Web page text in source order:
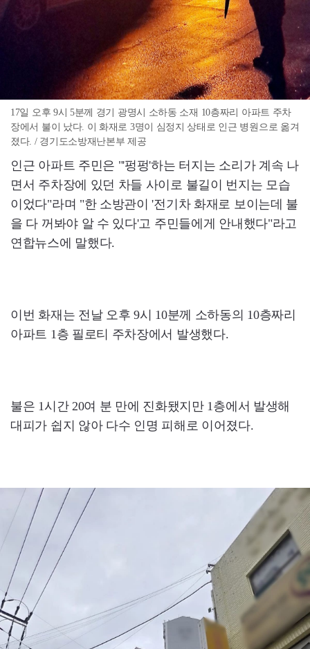
17일 오후 9시 5분께 경기 광명시 소하동 소재 10층짜리 아파트 주차
장에서 불이 났다. 이 화재로 3명이 심정지 상태로 인근 병원으로 옮겨
졌다. / 경기도소방재난본부 제공
인근 아파트 주민은 "'펑펑'하는 터지는 소리가 계속 나
면서 주차장에 있던 차들 사이로 불길이 번지는 모습
이었다"라며 "한 소방관이 '전기차 화재로 보이는데 불
을 다 꺼봐야 알 수 있다'고 주민들에게 안내했다"라고
연합뉴스에 말했다.
이번 화재는 전날 오후 9시 10분께 소하동의 10층짜리
아파트 1층 필로티 주차장에서 발생했다.
불은 1시간 20여 분 만에 진화됐지만 1층에서 발생해
대피가 쉽지 않아 다수 인명 피해로 이어졌다.